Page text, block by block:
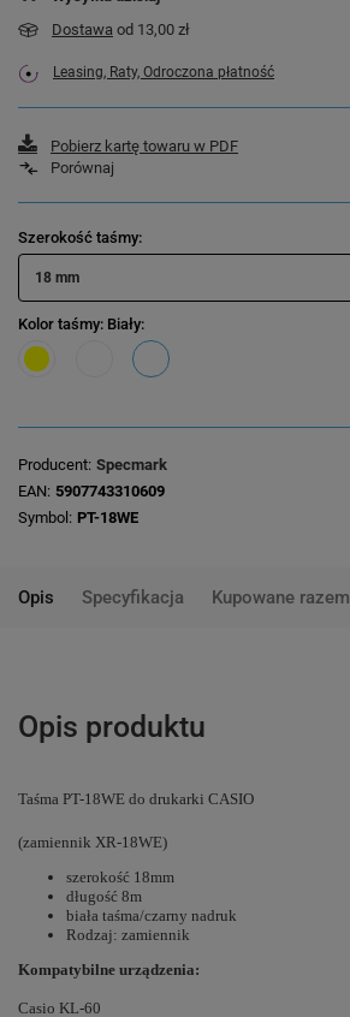
Dostawa od 13,00 zł
Leasing, Raty, Odroczona płatność
Pobierz kartę towaru w PDF
Porównaj
Szerokość taśmy
18 mm
Kolor taśmy: Biały
Producent Specmark
EAN 5907743310609
Symbol PT-18WE
Opis Specyfikacja Kupowane razem
Opis produktu
Taśma PT-18WE do drukarki CASIO
(zamiennik XR-18WE)
szerokość 18mm
długość 8m
biała taśma/czarny nadruk
Rodzaj: zamiennik
Kompatybilne urządzenia:
Casio KL-60